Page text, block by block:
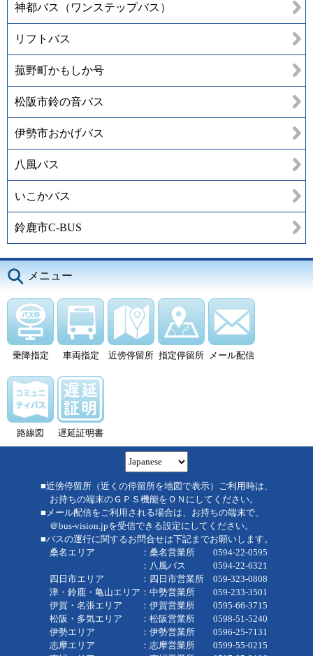
神都バス（ワンステップバス）
リフトバス
菰野町かもしか号
松阪市鈴の音バス
伊勢市おかげバス
八風バス
いこかバス
鈴鹿市C-BUS
メニュー
乗降指定 車両指定 近傍停留所 指定停留所 メール配信
路線図 遅延証明書
■近傍停留所（近くの停留所を地図で表示）ご利用時は、
お持ちの端末のＧＰＳ機能をＯＮにしてください。
■メール配信をご利用される場合は、お持ちの端末で、
＠bus-vision.jpを受信できる設定にしてください。
■バスの運行に関するお問合せは下記までお願いします。
桑名エリア ：桑名営業所 0594-22-0595
：八風バス 0594-22-6321
四日市エリア ：四日市営業所 059-323-0808
津・鈴鹿・亀山エリア：中勢営業所 059-233-3501
伊賀・名張エリア ：伊賀営業所 0595-66-3715
松阪・多気エリア ：松阪営業所 0598-51-5240
伊勢エリア ：伊勢営業所 0596-25-7131
志摩エリア ：志摩営業所 0599-55-0215